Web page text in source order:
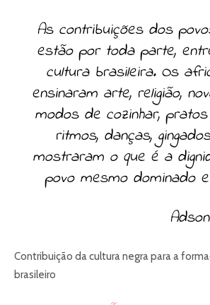
As contribuições dos
estão por toda parte,
cultura brasileira. Os
ensinaram arte, religião,
modos de cozinhar,
ritmos, danças,
mostraram o que é a
povo mesmo dominado
Adson
Contribuição da cultura negra para a
brasileiro